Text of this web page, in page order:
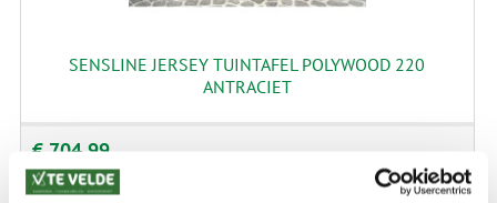
SENSLINE JERSEY TUINTAFEL POLYWOOD 220
ANTRACIET
€ 704,99
€ 599,99